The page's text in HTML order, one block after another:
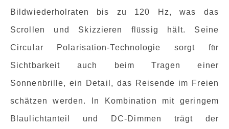
Bildwiederholraten bis zu 120 Hz, was das
Scrollen und Skizzieren flüssig hält. Seine
Circular Polarisation-Technologie sorgt für
Sichtbarkeit auch beim Tragen einer
Sonnenbrille, ein Detail, das Reisende im Freien
schätzen werden. In Kombination mit geringem
Blaulichtanteil und DC-Dimmen trägt der